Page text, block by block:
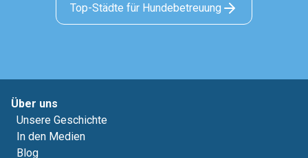
Top-Städte für Hundebetreuung
Über uns
Unsere Geschichte
In den Medien
Blog